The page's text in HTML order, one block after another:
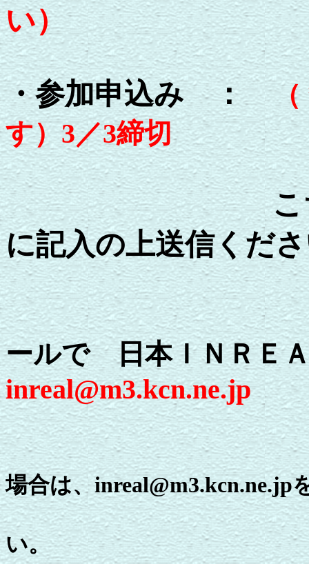
い）
・参加申込み ：（
す）3／3締切
こちら
に記入の上送信くだ
もし
ールで 日本ＩＮＲＥ
inreal@m3.kcn.ne.jp
※ドメイン指定
場合は、inreal@m3.kcn.ne.jp
受信可能にし
い。